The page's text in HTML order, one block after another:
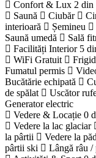
Confort & Lux 2 din
Saună
Ciubăr
interioară
Șemineu
Saună umedă
Sală
Facilități Interior 5
WiFi Gratuit
Fumatul permis
Bucătărie echipată
de spălat
Uscător
Generator electric
Vedere & Locație 0
Vedere la lac glaciar
la pârtii
Vedere la
pârtii ski
Lângă râu /